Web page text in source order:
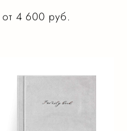
от 4 600 pуб.